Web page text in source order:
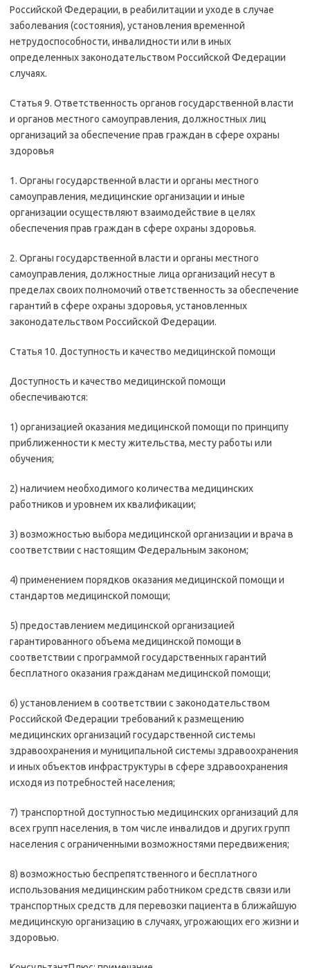
Российской Федерации, в реабилитации и уходе в случае
заболевания (состояния), установления временной
нетрудоспособности, инвалидности или в иных
определенных законодательством Российской Федерации
случаях.
Статья 9. Ответственность органов государственной власти
и органов местного самоуправления, должностных лиц
организаций за обеспечение прав граждан в сфере охраны
здоровья
1. Органы государственной власти и органы местного
самоуправления, медицинские организации и иные
организации осуществляют взаимодействие в целях
обеспечения прав граждан в сфере охраны здоровья.
2. Органы государственной власти и органы местного
самоуправления, должностные лица организаций несут в
пределах своих полномочий ответственность за обеспечение
гарантий в сфере охраны здоровья, установленных
законодательством Российской Федерации.
Статья 10. Доступность и качество медицинской помощи
Доступность и качество медицинской помощи
обеспечиваются:
1) организацией оказания медицинской помощи по принципу
приближенности к месту жительства, месту работы или
обучения;
2) наличием необходимого количества медицинских
работников и уровнем их квалификации;
3) возможностью выбора медицинской организации и врача в
соответствии с настоящим Федеральным законом;
4) применением порядков оказания медицинской помощи и
стандартов медицинской помощи;
5) предоставлением медицинской организацией
гарантированного объема медицинской помощи в
соответствии с программой государственных гарантий
бесплатного оказания гражданам медицинской помощи;
6) установлением в соответствии с законодательством
Российской Федерации требований к размещению
медицинских организаций государственной системы
здравоохранения и муниципальной системы здравоохранения
и иных объектов инфраструктуры в сфере здравоохранения
исходя из потребностей населения;
7) транспортной доступностью медицинских организаций для
всех групп населения, в том числе инвалидов и других групп
населения с ограниченными возможностями передвижения;
8) возможностью беспрепятственного и бесплатного
использования медицинским работником средств связи или
транспортных средств для перевозки пациента в ближайшую
медицинскую организацию в случаях, угрожающих его жизни и
здоровью.